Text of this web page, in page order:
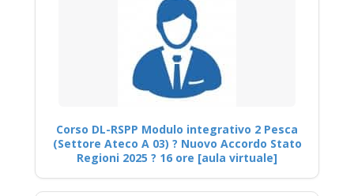
Corso DL-RSPP Modulo integrativo 2 Pesca
(Settore Ateco A 03) ? Nuovo Accordo Stato
Regioni 2025 ? 16 ore [aula virtuale]